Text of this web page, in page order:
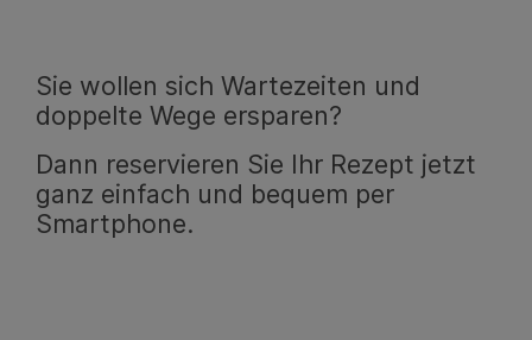
Sie wollen sich Wartezeiten und
doppelte Wege ersparen?
Dann reservieren Sie Ihr Rezept jetzt
ganz einfach und bequem per
Smartphone.